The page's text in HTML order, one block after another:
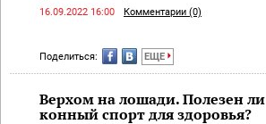
16.09.2022 16:00 Комментарии (0)
Поделиться: ЕЩЕ
Верхом на лошади. Полезен ли
конный спорт для здоровья?